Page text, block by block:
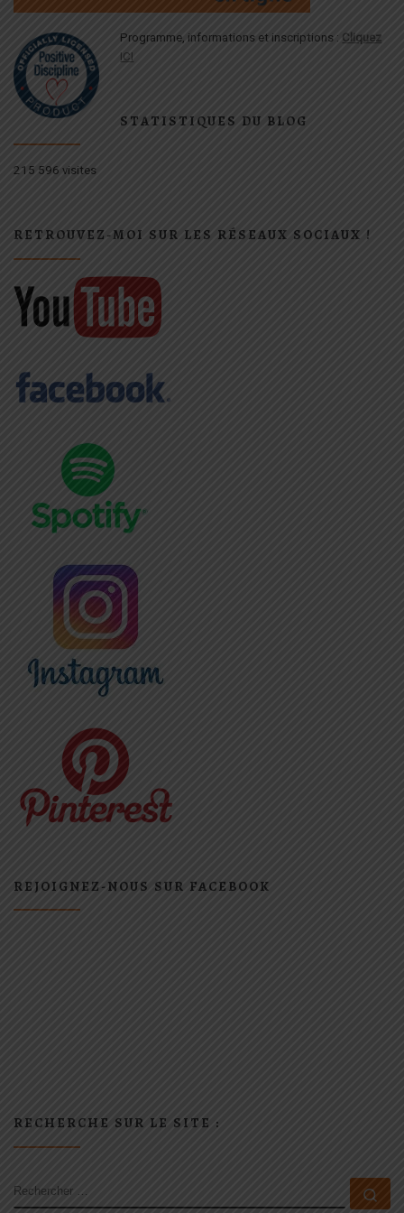
Programme, informations et inscriptions : Cliquez
ICI
STATISTIQUES DU BLOG
215 596 visites
RETROUVEZ-MOI SUR LES RÉSEAUX SOCIAUX !
REJOIGNEZ-NOUS SUR FACEBOOK
RECHERCHE SUR LE SITE :
RECHERCHER